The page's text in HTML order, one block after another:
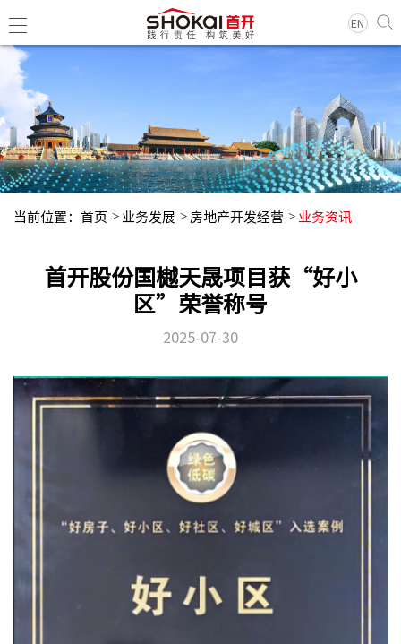
EN
集团简
领导团
历史沿
经典项
媒体聚
非经资
城市更
房地产
物业管
建筑工
当前位置： 首页 业务发展 房地产开发经营 业务资讯
首开股份国樾天晟项目获“好小
区”荣誉称号
2025-07-30